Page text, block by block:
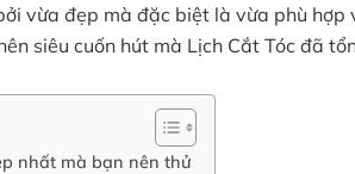
vừa đẹp mà đặc biệt là vừa phù hợp
siêu cuốn hút mà Lịch Cắt Tóc đã
nhất mà bạn nên thử